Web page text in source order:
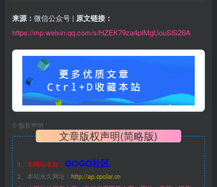
来源： 微信公众号 | 原文链接：
https://mp.weixin.qq.com/s/HZEK79za4pIMgUouSiS26A
© 版权声明
文章版权声明(简略版)
1、 本网站名称： GOGO社区
2、本站永久网址： http://ap.cpolar.cn